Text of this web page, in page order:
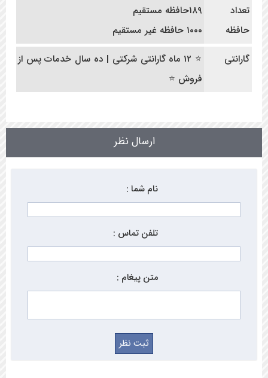
تعداد
حافظه
۱۸۹حافظه مستقیم
۱۰۰۰ حافظه غیر مستقیم
گارانتی
⭐ 12 ماه گارانتی شرکتی | ده سال خدمات پس از
فروش ⭐
ارسال نظر
نام شما :
تلفن تماس :
متن پیغام :